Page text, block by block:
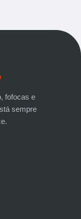
fofocas e
sempre